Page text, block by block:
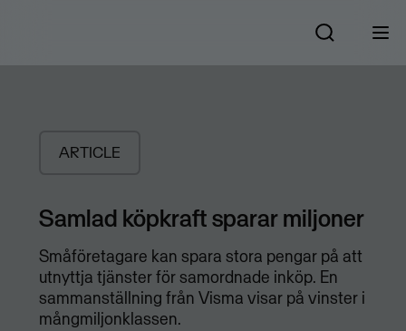
ARTICLE
​Samlad köpkraft sparar miljoner
Småföretagare kan spara stora pengar på att
utnyttja tjänster för samordnade inköp. En
sammanställning från Visma visar på vinster i
mångmiljonklassen.